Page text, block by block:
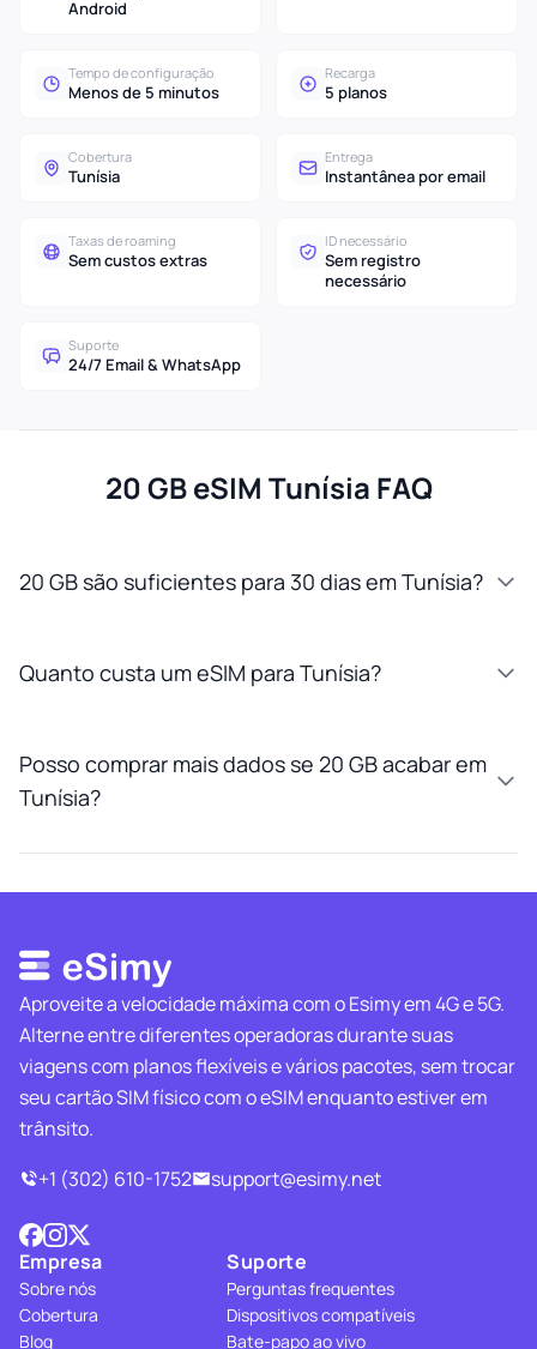
Android
Tempo de configuração
Menos de 5 minutos
Recarga
5 planos
Cobertura
Tunísia
Entrega
Instantânea por email
Taxas de roaming
Sem custos extras
ID necessário
Sem registro
necessário
Suporte
24/7 Email & WhatsApp
20 GB eSIM Tunísia FAQ
20 GB são suficientes para 30 dias em Tunísia?
Quanto custa um eSIM para Tunísia?
Posso comprar mais dados se 20 GB acabar em
Tunísia?
Aproveite a velocidade máxima com o Esimy em 4G e 5G.
Alterne entre diferentes operadoras durante suas
viagens com planos flexíveis e vários pacotes, sem trocar
seu cartão SIM físico com o eSIM enquanto estiver em
trânsito.
+1 (302) 610-1752
support@esimy.net
Empresa
Sobre nós
Cobertura
Blog
Suporte
Perguntas frequentes
Dispositivos compatíveis
Bate-papo ao vivo